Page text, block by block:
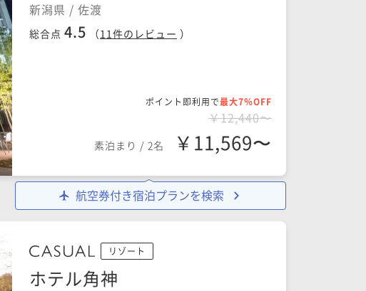
新潟県 / 佐渡
総合点 4.5 （11件のレビュー ）
ポイント即利用で最大7％OFF
￥12,440〜
素泊まり / 2名 ￥11,569〜
航空券付き宿泊プランを検索
リゾート
ホテル角神